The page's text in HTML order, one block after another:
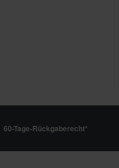
60-Tage-Rückgaberecht*